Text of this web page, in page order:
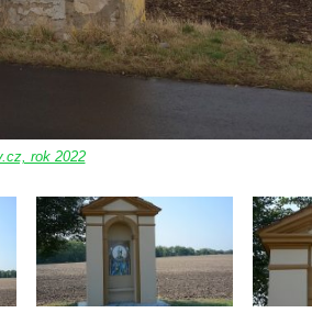
rok 2022